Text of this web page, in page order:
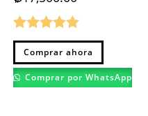
Valorado
con5.00de
5
Comprar ahora
Este
tiene
múltiples
variantes.
Comprar por WhatsApp